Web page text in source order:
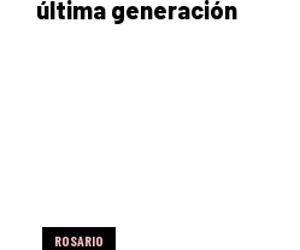
última generación
ROSARIO